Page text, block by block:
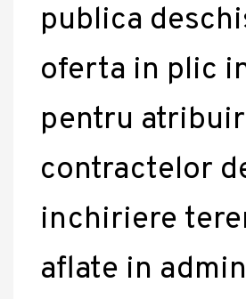
publica
oferta in plic
pentru
contractelor
inchiriere
aflate in